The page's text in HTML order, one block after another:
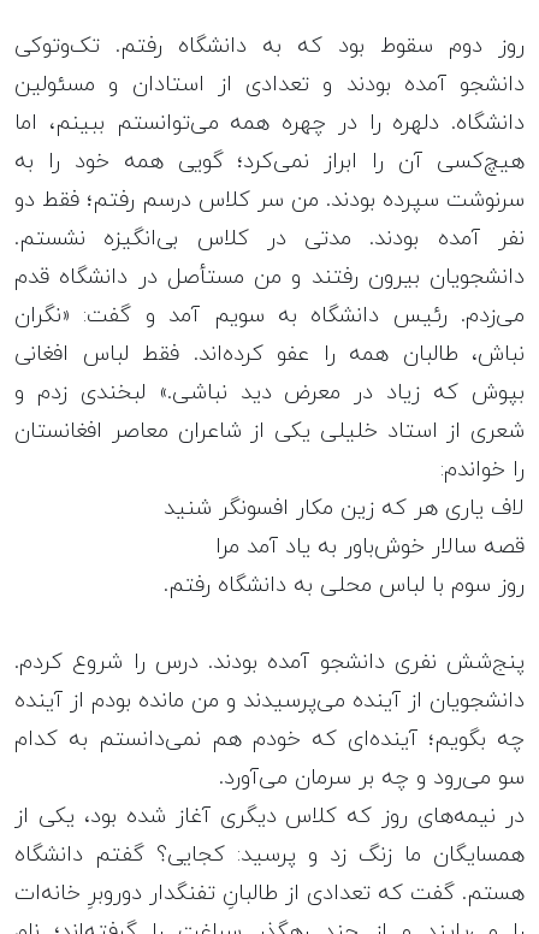
روز دوم سقوط بود که به دانشگاه رفتم. تک‌وتوکی
دانشجو آمده بودند و تعدادی از استادان و مسئولین
دانشگاه. دلهره را در چهره‌ همه می‌توانستم ببینم، اما
هیچ‌کسی آن را ابراز نمی‌کرد؛ گویی همه خود را به
سرنوشت سپرده بودند. من سر کلاس درسم رفتم؛ فقط دو
نفر آمده بودند. مدتی در کلاس بی‌انگیزه نشستم.
دانشجویان بیرون رفتند و من مستأصل در دانشگاه قدم
می‌زدم. رئیس دانشگاه به سویم آمد و گفت: «نگران
نباش، طالبان همه را عفو کرده‌اند. فقط لباس افغانی
بپوش که زیاد در معرض دید نباشی.» لبخندی زدم و
شعری از استاد خلیلی یکی از شاعران معاصر افغانستان
را خواندم:
لاف یاری هر که زین مکار افسونگر شنید
قصه سالار خوش‌باور به یاد آمد مرا
روز سوم با لباس محلی به دانشگاه رفتم.
پنج‌شش نفری دانشجو آمده بودند. درس را شروع کردم.
دانشجویان از آینده می‌پرسیدند و من مانده بودم از آینده
چه بگویم؛ آینده‌ای که خودم هم نمی‌دانستم به کدام
سو می‌رود و چه بر سرمان می‌آورد.
در نیمه‌های روز که کلاس دیگری آغاز شده بود، یکی از
همسایگان ما زنگ زد و پرسید: کجایی؟ گفتم دانشگاه
هستم. گفت که تعدادی از طالبانِ تفنگدار دور‌و‌برِ خانه‌ات